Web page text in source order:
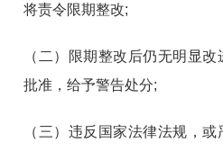
将责令限期整改;
（二）限期整改后仍无明显
批准，给予警告处分;
（三）违反国家法律法规，